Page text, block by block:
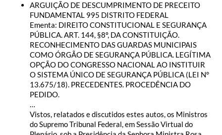
ARGUIÇÃO DE DESCUMPRIMENTO DE PRECEITO
FUNDAMENTAL 995 DISTRITO FEDERAL
Ementa: DIREITO CONSTITUCIONAL E SEGURANÇA
PÚBLICA. ART. 144, §8º, DA CONSTITUIÇÃO.
RECONHECIMENTO DAS GUARDAS MUNICIPAIS
COMO ÓRGÃO DE SEGURANÇA PÚBLICA. LEGÍTIMA
OPÇÃO DO CONGRESSO NACIONAL AO INSTITUIR
O SISTEMA ÚNICO DE SEGURANÇA PÚBLICA (LEI N°
13.675/18). PRECEDENTES. PROCEDÊNCIA DO
PEDIDO.
…
Vistos, relatados e discutidos estes autos, os Ministros
do Supremo Tribunal Federal, em Sessão Virtual do